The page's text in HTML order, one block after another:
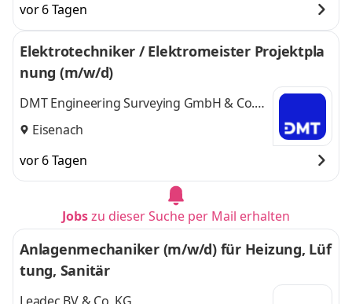
vor 6 Tagen
Elektrotechniker / Elektromeister Projektpla
nung (m/w/d)
DMT Engineering Surveying GmbH & Co.
KGEisenach
vor 6 Tagen
Jobszu dieser Suche per Mail erhalten
Anlagenmechaniker (m/w/d) für Heizung, Lüf
tung, Sanitär